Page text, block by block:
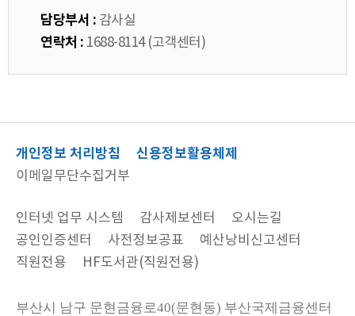
담당부서 : 감사실
연락처 : 1688-8114 (고객센터)
개인정보 처리방침 신용정보활용체제
이메일무단수집거부
인터넷 업무 시스템 감사제보센터
오시는길
공인인증센터
사전정보공표
예산낭비신고센터
직원전용
HF도서관(직원전용)
부산시 남구 문현금융로40(문현동) 부산국제금융센터